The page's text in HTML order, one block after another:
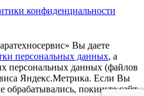
конфиденциальности
Вы даете
персональных данных, а
персональных данных (файлов
Яндекс.Метрика. Если Вы
покиньте сайт,